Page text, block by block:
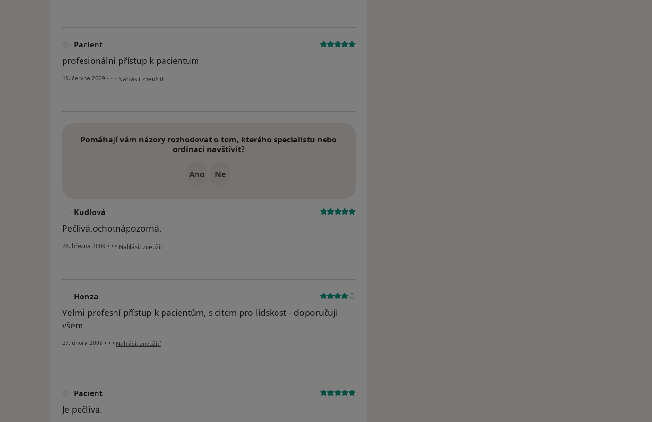
Pacient
profesionálni přístup k pacientum
19. června 2009 • • • podle názoru uživatele Pacient
Nahlásit zneužití
Pomáhají vám názory rozhodovat o tom, kterého specialistu nebo
ordinaci navštívit?
Ano Ne
Kudlová
Pečlivá,ochotnápozorná.
28. března 2009 • • • podle názoru uživatele Kudlová
Nahlásit zneužití
Honza
Velmi profesní přístup k pacientům, s citem pro lidskost - doporučuji
všem.
27. února 2009 • • • podle názoru uživatele Honza
Nahlásit zneužití
Pacient
Je pečlivá.